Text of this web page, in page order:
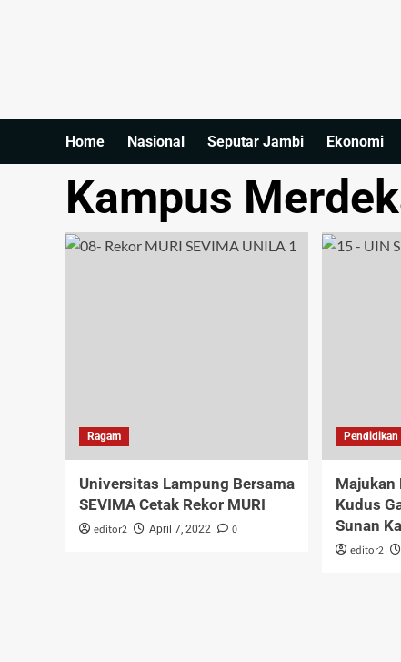
Home Nasional Seputar Jambi Ekonomi
Kampus
Ragam
Universitas Lampung Bersama
SEVIMA Cetak Rekor MURI
editor2 April 7, 2022 0
Pendidikan
Majukan
Kudus
Sunan
editor2